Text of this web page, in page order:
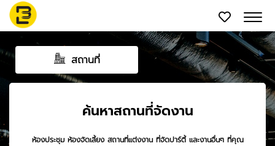
สถานที่
ค้นหาสถานที่จัดงาน
ห้องประชุม ห้องจัดเลี้ยง สถานที่แต่งงาน ที่จัดปาร์ตี้ และงานอื่นๆ ที่คุณ